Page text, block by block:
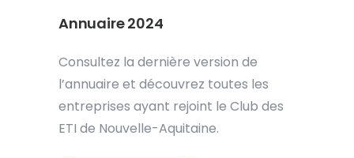
Annuaire 2024
Consultez la dernière version de
l’annuaire et découvrez toutes les
entreprises ayant rejoint le Club des
ETI de Nouvelle-Aquitaine.